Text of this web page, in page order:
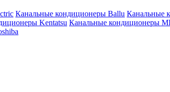
Канальные кондиционеры Ballu Канальные
Kentatsu Канальные кондиционеры